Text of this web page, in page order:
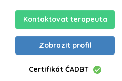
Kontaktovat terapeuta
Zobrazit profil
Certifikát ČADBT